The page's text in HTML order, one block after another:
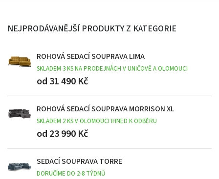
NEJPRODÁVANĚJŠÍ PRODUKTY Z KATEGORIE
ROHOVÁ SEDACÍ SOUPRAVA LIMA
SKLADEM 3 KS NA PRODEJNÁCH V UNIČOVĚ A OLOMOUCI
od 31 490 Kč
ROHOVÁ SEDACÍ SOUPRAVA MORRISON XL
SKLADEM 2 KS V OLOMOUCI IHNED K ODBĚRU
od 23 990 Kč
SEDACÍ SOUPRAVA TORRE
DORUČÍME DO 2-8 TÝDNŮ